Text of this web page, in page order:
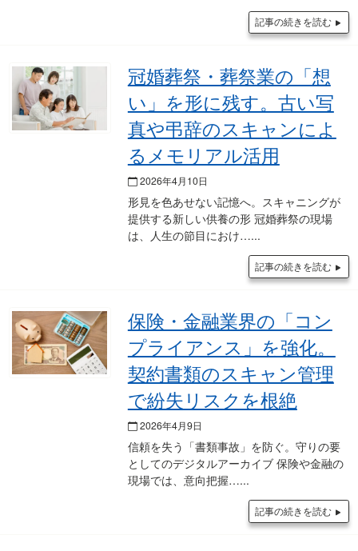
記事の続きを読む
冠婚葬祭・葬祭業の「想
い」を形に残す。古い写
真や弔辞のスキャンによ
るメモリアル活用
2026年4月10日
形見を色あせない記憶へ。スキャニングが
提供する新しい供養の形 冠婚葬祭の現場
は、人生の節目におけ…
記事の続きを読む
保険・金融業界の「コン
プライアンス」を強化。
契約書類のスキャン管理
で紛失リスクを根絶
2026年4月9日
信頼を失う「書類事故」を防ぐ。守りの要
としてのデジタルアーカイブ 保険や金融の
現場では、意向把握…
記事の続きを読む